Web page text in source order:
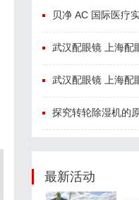
贝净 AC 国际医疗实验
武汉配眼镜 上海配
武汉配眼镜 上海配
探究转轮除湿机的原理
最新活动